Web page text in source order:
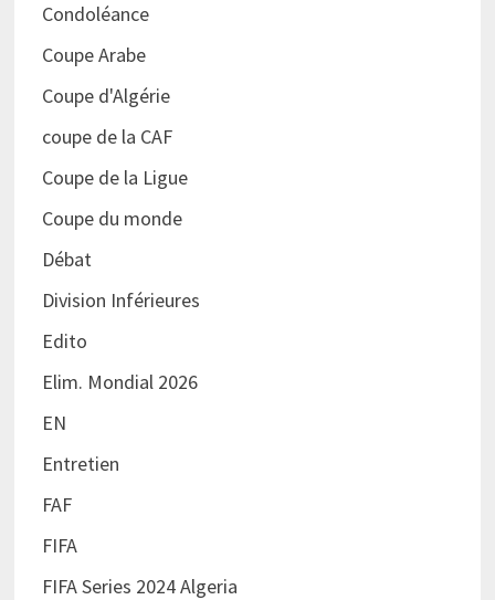
Condoléance
Coupe Arabe
Coupe d'Algérie
coupe de la CAF
Coupe de la Ligue
Coupe du monde
Débat
Division Inférieures
Edito
Elim. Mondial 2026
EN
Entretien
FAF
FIFA
FIFA Series 2024 Algeria